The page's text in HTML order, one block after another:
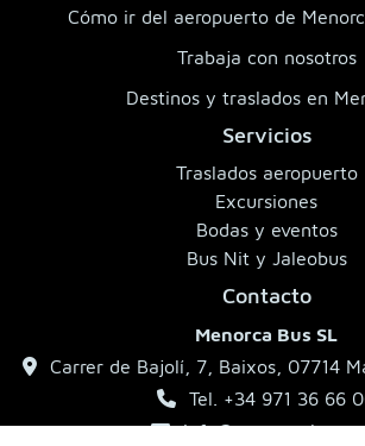
Cómo ir del aeropuerto de
Trabaja con nosotros
Destinos y traslados en
Servicios
Traslados aeropuerto
Excursiones
Bodas y eventos
Bus Nit y Jaleobus
Contacto
Menorca Bus SL
Carrer de Bajolí, 7, Baixos, 07714
Tel. +34 971 36 66